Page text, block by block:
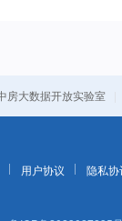
房大数据开放实验室
用户协议 隐私协